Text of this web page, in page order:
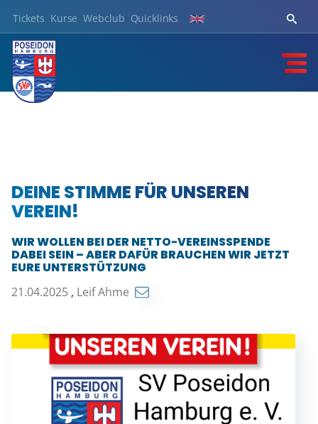
Tickets Kurse Webclub Quicklinks
DEINE STIMME FÜR UNSEREN
VEREIN!
WIR WOLLEN BEI DER NETTO-VEREINSSPENDE
DABEI SEIN – ABER DAFÜR BRAUCHEN WIR JETZT
EURE UNTERSTÜTZUNG
21.04.2025 , Leif Ahme